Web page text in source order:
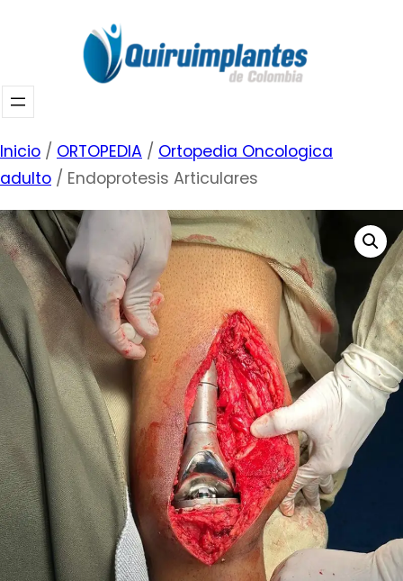
Inicio / ORTOPEDIA / Ortopedia Oncologica
adulto / Endoprotesis Articulares